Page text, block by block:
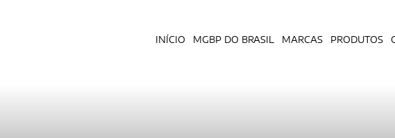
INÍCIO MGBP DO BRASIL MARCAS PRODUTOS